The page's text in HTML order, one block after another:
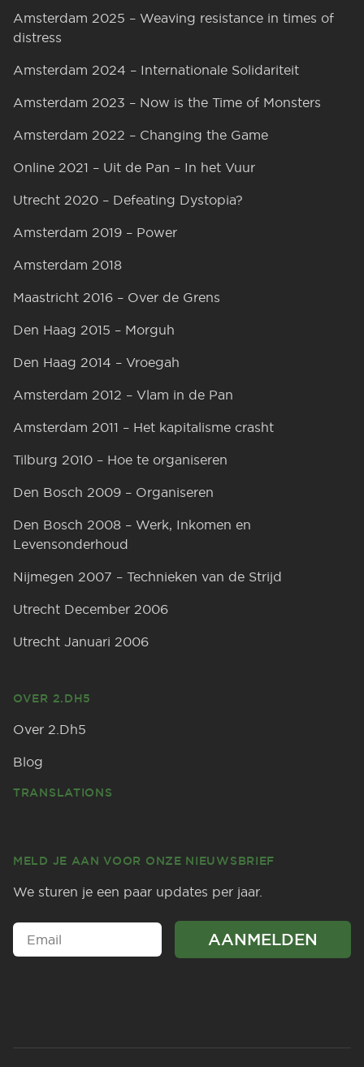
Amsterdam 2025 – Weaving resistance in times of
distress
Amsterdam 2024 – Internationale Solidariteit
Amsterdam 2023 – Now is the Time of Monsters
Amsterdam 2022 – Changing the Game
Online 2021 – Uit de Pan – In het Vuur
Utrecht 2020 – Defeating Dystopia?
Amsterdam 2019 – Power
Amsterdam 2018
Maastricht 2016 – Over de Grens
Den Haag 2015 – Morguh
Den Haag 2014 – Vroegah
Amsterdam 2012 – Vlam in de Pan
Amsterdam 2011 – Het kapitalisme crasht
Tilburg 2010 – Hoe te organiseren
Den Bosch 2009 – Organiseren
Den Bosch 2008 – Werk, Inkomen en
Levensonderhoud
Nijmegen 2007 – Technieken van de Strijd
Utrecht December 2006
Utrecht Januari 2006
OVER 2.DH5
Over 2.Dh5
Blog
TRANSLATIONS
MELD JE AAN VOOR ONZE NIEUWSBRIEF
We sturen je een paar updates per jaar.